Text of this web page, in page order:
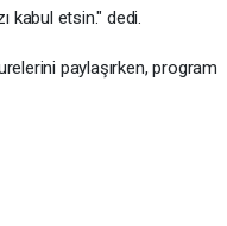
kabul etsin." dedi.
paylaşırken, program